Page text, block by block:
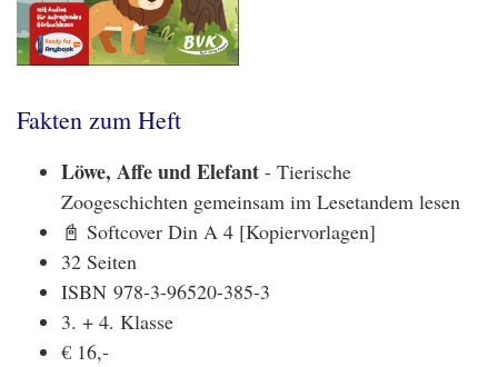
Fakten zum Heft
Löwe, Affe und Elefant - Tierische
Zoogeschichten gemeinsam im Lesetandem lesen
📓 Softcover Din A 4 [Kopiervorlagen]
32 Seiten
ISBN 978-3-96520-385-3
3. + 4. Klasse
€ 16,-